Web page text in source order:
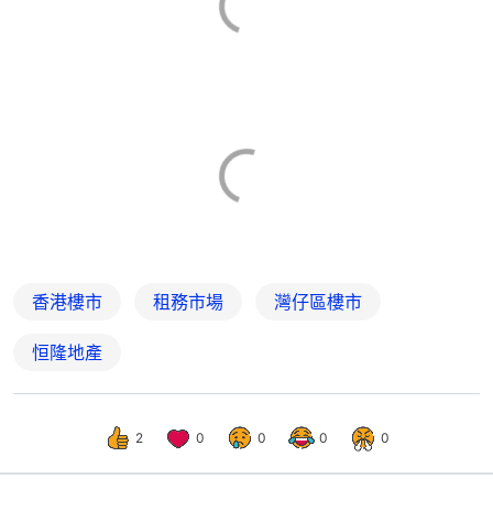
香港樓市 租務市場 灣仔區樓市
恒隆地產
2 0 0 0 0